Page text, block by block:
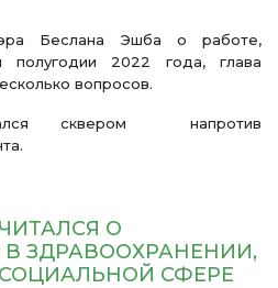
Беслана Эшба о работе,
полугодии 2022 года, глава
вопросов.
сквером напротив
О
ЗДРАВООХРАНЕНИИ,
СФЕРЕ